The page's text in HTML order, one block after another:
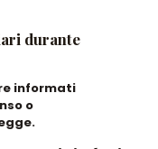
durante
informati
o